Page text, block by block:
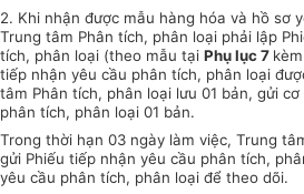
2. Khi nhận được mẫu hàng hóa và hồ sơ
Trung tâm Phân tích, phân loại phải lập
tích, phân loại (theo mẫu tại Phụ lục 7
tiếp nhận yêu cầu phân tích, phân loại
tâm Phân tích, phân loại lưu 01 bản, gửi
phân tích, phân loại 01 bản.
Trong thời hạn 03 ngày làm việc, Trung
gửi Phiếu tiếp nhận yêu cầu phân tích,
yêu cầu phân tích, phân loại để theo dõi.